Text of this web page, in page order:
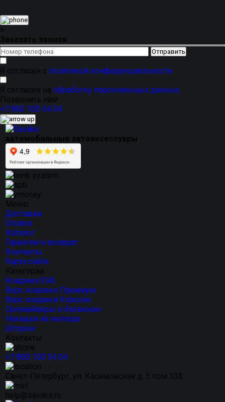
сохранить аккуратный внешний вид автомобиля без
постоянной тонировки.
×
Заказать звонок
Я согласен с политикой конфиденциальности
Я согласен на обработку персональных данных
Позвонить нам
+7 800 100 54 04
автомобильные автоаксессуары
Меню
Доставка
Оплата
Каталог
Гарантии и возврат
Контакты
Карта сайта
Категории
Коврики EVA
Ворс коврики Премиум
Ворс коврики Классик
Органайзеры в багажник
Накидки из велюра
Шторки
Контакты
+7 800 100 54 04
Санкт-Петербург, ул. Касимовская д. 5 пом.103
help@savaks.ru